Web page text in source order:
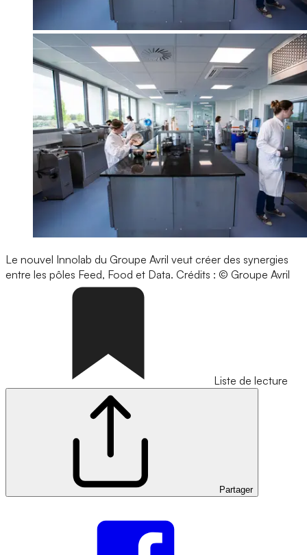
Le nouvel Innolab du Groupe Avril veut créer des synergies
entre les pôles Feed, Food et Data. Crédits : © Groupe Avril
Liste de lecture
Partager